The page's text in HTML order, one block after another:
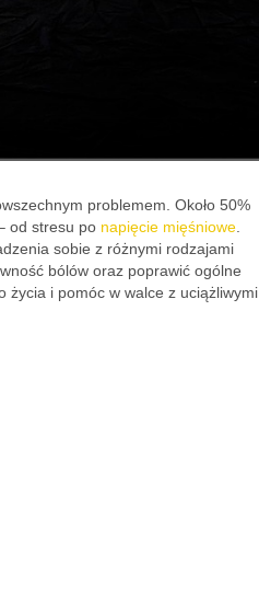
problemem. Około 50%
od stresu po napięcie mięśniowe
sobie z różnymi rodzajami
bólów oraz poprawić ogólne
życia i pomóc w walce z uciążliwymi